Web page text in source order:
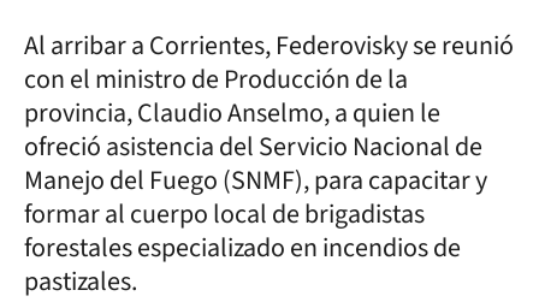
Al arribar a Corrientes, Federovisky se reunió
con el ministro de Producción de la
provincia, Claudio Anselmo, a quien le
ofreció asistencia del Servicio Nacional de
Manejo del Fuego (SNMF), para capacitar y
formar al cuerpo local de brigadistas
forestales especializado en incendios de
pastizales.